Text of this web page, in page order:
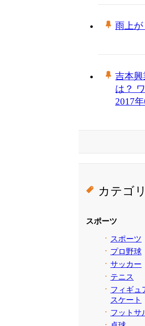
雨上が
吉本
は？
2017
カテゴ
スポーツ
スポーツ
プロ野球
サッカー
テニス
フィギュ
スケート
フットサ